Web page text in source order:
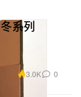
系列
3.0K 0